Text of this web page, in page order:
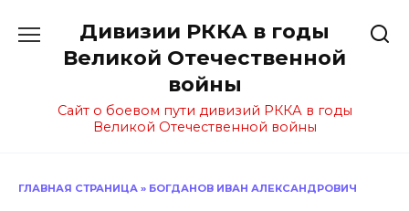
содержанию
Дивизии РККА в годы
Великой Отечественной
войны
Сайт о боевом пути дивизий РККА в годы
Великой Отечественной войны
ГЛАВНАЯ СТРАНИЦА » БОГДАНОВ ИВАН АЛЕКСАНДРОВИЧ